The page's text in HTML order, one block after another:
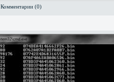
Комментарии (0)